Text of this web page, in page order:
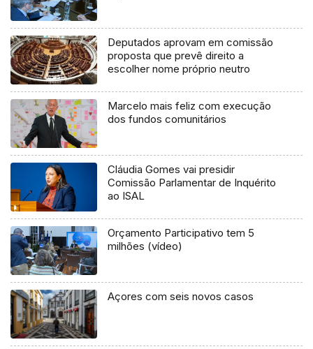
Deputados aprovam em comissão
proposta que prevê direito a
escolher nome próprio neutro
Marcelo mais feliz com execução
dos fundos comunitários
Cláudia Gomes vai presidir
Comissão Parlamentar de Inquérito
ao ISAL
Orçamento Participativo tem 5
milhões (vídeo)
Açores com seis novos casos